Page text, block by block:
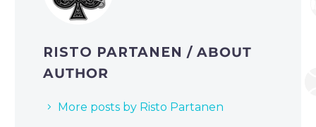
RISTO PARTANEN/ ABOUT
AUTHOR
More posts by Risto Partanen